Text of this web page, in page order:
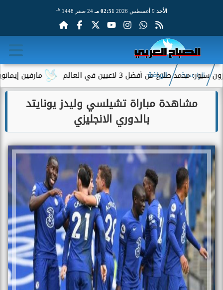
الأحد 02:51 مـ 24 صفر 1448 هـ
مارفين إيمانويل.. من أفضل 3 لاعبين في العالم
الرئيسية الرياضة
مشاهدة مباراة تشيلسي وليدز يونايتد
بالدوري الانجليزي